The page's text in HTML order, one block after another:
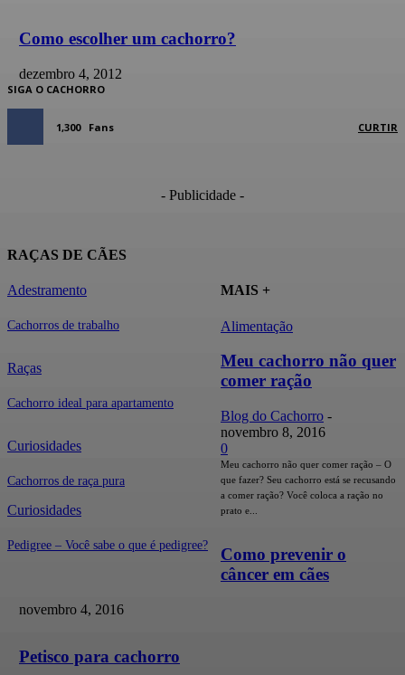
Como escolher um cachorro?
dezembro 4, 2012
SIGA O CACHORRO
1,300 Fans CURTIR
- Publicidade -
RAÇAS DE CÃES
Adestramento
Cachorros de trabalho
Raças
Cachorro ideal para apartamento
Curiosidades
Cachorros de raça pura
Curiosidades
Pedigree – Você sabe o que é pedigree?
MAIS +
Alimentação
Meu cachorro não quer
comer ração
Blog do Cachorro -
novembro 8, 2016
0
Meu cachorro não quer comer ração – O
que fazer? Seu cachorro está se recusando
a comer ração? Você coloca a ração no
prato e...
Como prevenir o
câncer em cães
novembro 4, 2016
Petisco para cachorro